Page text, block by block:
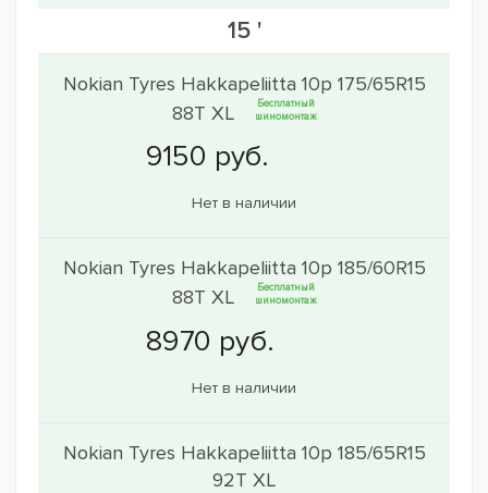
15 '
Nokian Tyres Hakkapeliitta 10p 175/65R15
88T XL
Бесплатный
шиномонтаж
Нет в наличии
Nokian Tyres Hakkapeliitta 10p 185/60R15
88T XL
Бесплатный
шиномонтаж
Нет в наличии
Nokian Tyres Hakkapeliitta 10p 185/65R15
92T XL